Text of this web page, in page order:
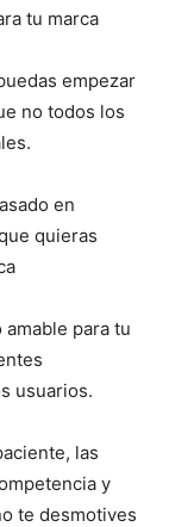
tu marca
empezar
no todos los
en
quieras
para tu
usuarios.
las
y
te desmotives